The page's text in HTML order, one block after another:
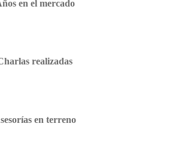
en el mercado
realizadas
en terreno